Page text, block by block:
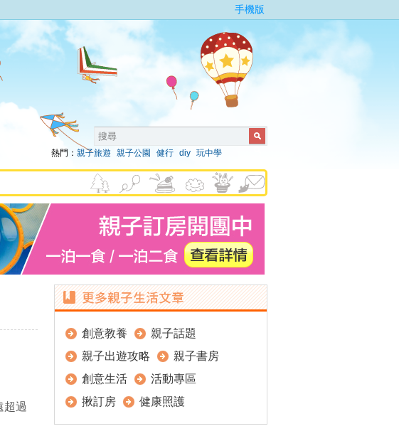
手機版
熱門： 親子旅遊 親子公園 健行 diy 玩中學
超過
創意教養
親子話題
親子出遊攻略
親子書房
創意生活
活動專區
揪訂房
健康照護